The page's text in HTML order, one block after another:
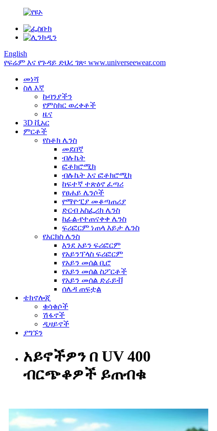
English
የፍሬም እና የጉዳይ ድህረ ገጽ፡ www.universeewear.com
መነሻ
ስለ እኛ
ኩባንያችን
የምስክር ወረቀቶች
ዜና
3D ቪአር
ምርቶች
የስቶክ ሌንስ
መደበኛ
ብሉኬት
ፎቶክሮሚክ
ብሉኬት እና ፎቶክሮሚክ
ከፍተኛ ተጽዕኖ ፈጣሪ
የፀሐይ ሌንሶች
የማዮፒያ መቆጣጠሪያ
ድርብ አስፌሪክ ሌንስ
ከፊል-የተጠናቀቀ ሌንስ
ፍሪፎርም ነጠላ እይታ ሌንስ
የአርክስ ሌንስ
እንደ አይን ፍሪፎርም
የአይንፕላስ ፍሪፎርም
የአይን መሰል ቢሮ
የአይን መሰል ስፖርቶች
የአይን መሰል ድራይቭ
ሰሌዳ ጠፍቷል
ቴክኖሎጂ
ቁሳቁሶች
ሽፋኖች
ዲዛይኖች
ያግኙን
አይኖችዎን በ UV 400
ብርጭቆዎች ይጠብቁ